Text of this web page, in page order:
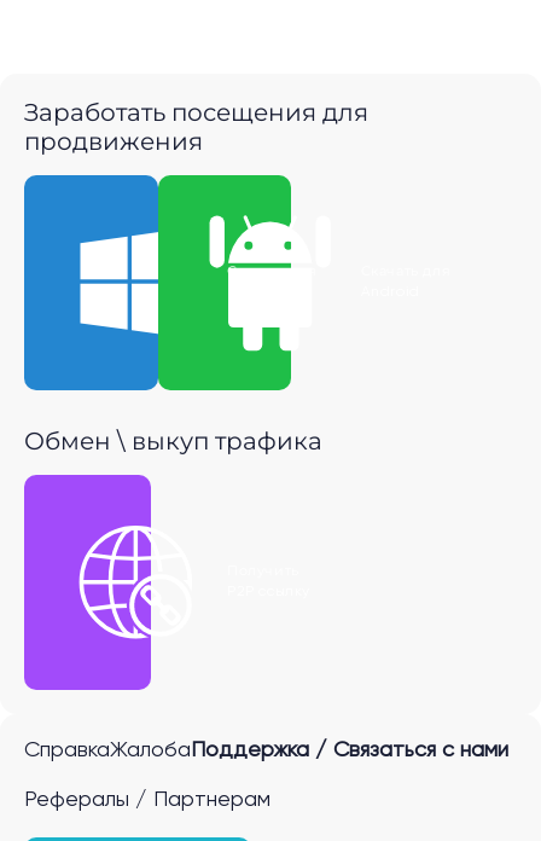
Заработать посещения для
продвижения
Скачать для
Обмен \ выкуп трафика
СправкаЖалоба Поддержка / Связаться с нами
Рефералы / Партнерам